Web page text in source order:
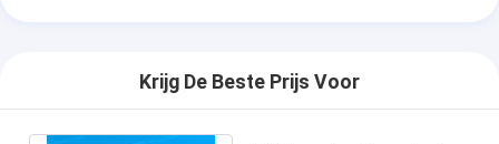
Krijg De Beste Prijs Voor